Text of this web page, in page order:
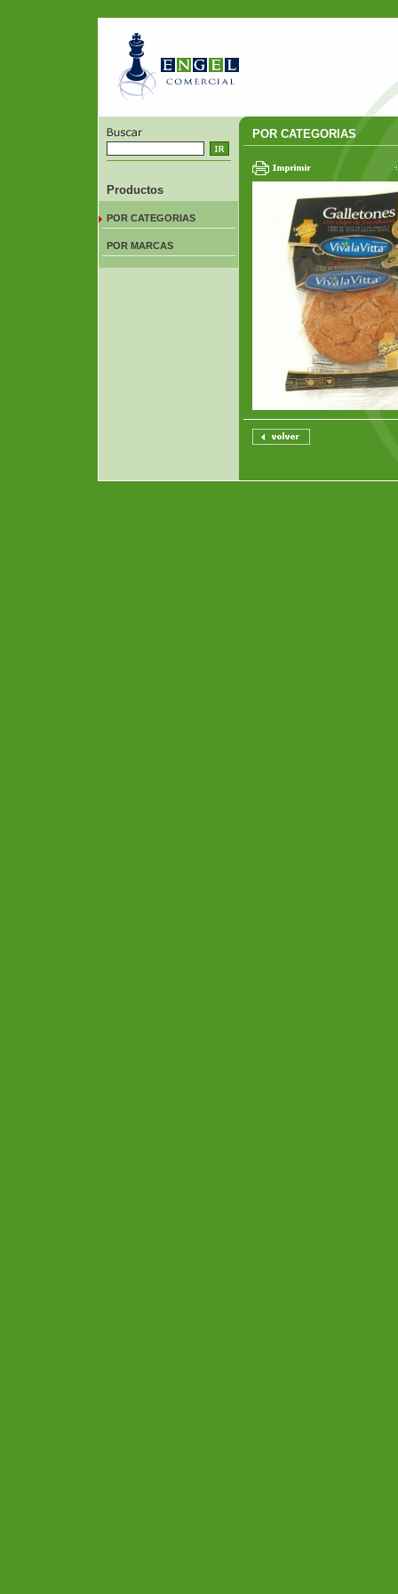
Productos
POR CATEGORIAS
POR MARCAS
POR CATEGORIAS